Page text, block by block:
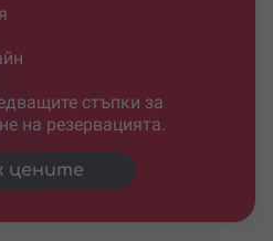
стъпки за
на резервацията.
цените